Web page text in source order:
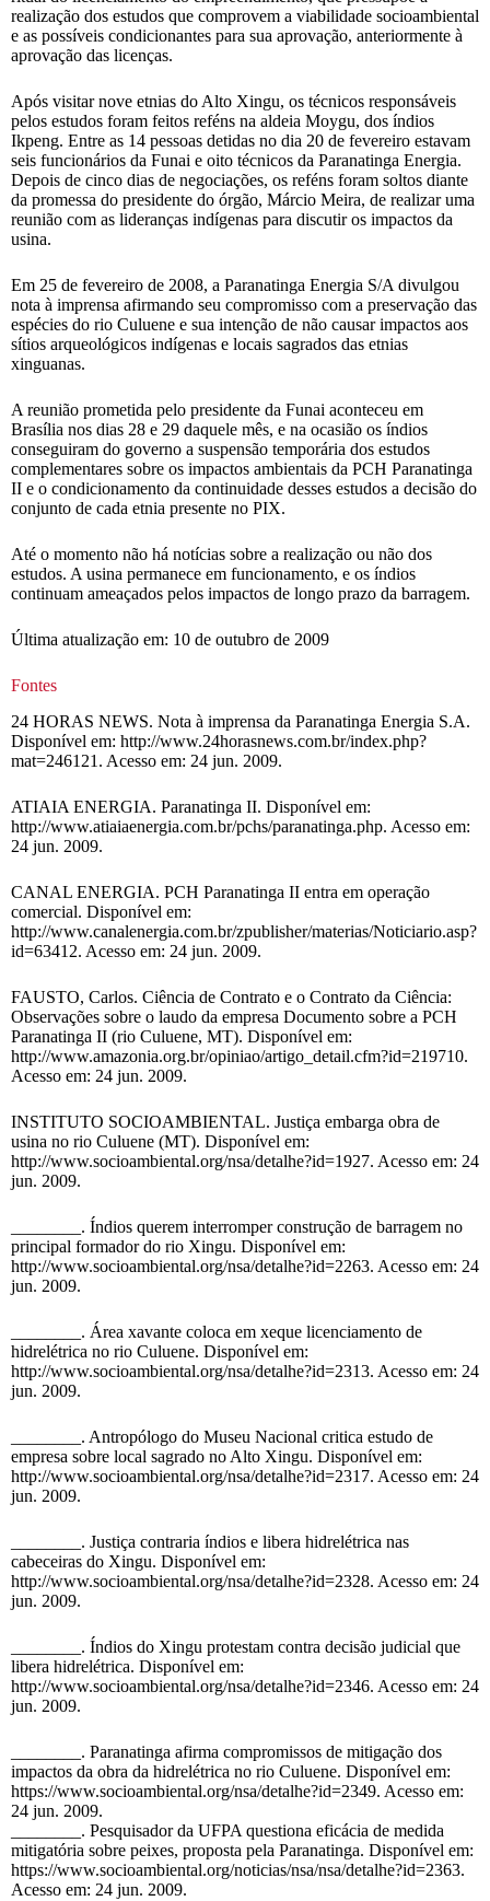
realização dos estudos que comprovem a viabilidade socioambiental
e as possíveis condicionantes para sua aprovação, anteriormente à
aprovação das licenças.
Após visitar nove etnias do Alto Xingu, os técnicos responsáveis
pelos estudos foram feitos reféns na aldeia Moygu, dos índios
Ikpeng. Entre as 14 pessoas detidas no dia 20 de fevereiro estavam
seis funcionários da Funai e oito técnicos da Paranatinga Energia.
Depois de cinco dias de negociações, os reféns foram soltos diante
da promessa do presidente do órgão, Márcio Meira, de realizar uma
reunião com as lideranças indígenas para discutir os impactos da
usina.
Em 25 de fevereiro de 2008, a Paranatinga Energia S/A divulgou
nota à imprensa afirmando seu compromisso com a preservação das
espécies do rio Culuene e sua intenção de não causar impactos aos
sítios arqueológicos indígenas e locais sagrados das etnias
xinguanas.
A reunião prometida pelo presidente da Funai aconteceu em
Brasília nos dias 28 e 29 daquele mês, e na ocasião os índios
conseguiram do governo a suspensão temporária dos estudos
complementares sobre os impactos ambientais da PCH Paranatinga
II e o condicionamento da continuidade desses estudos a decisão do
conjunto de cada etnia presente no PIX.
Até o momento não há notícias sobre a realização ou não dos
estudos. A usina permanece em funcionamento, e os índios
continuam ameaçados pelos impactos de longo prazo da barragem.
Última atualização em: 10 de outubro de 2009
Fontes
24 HORAS NEWS. Nota à imprensa da Paranatinga Energia S.A.
Disponível em: http://www.24horasnews.com.br/index.php?
mat=246121. Acesso em: 24 jun. 2009.
ATIAIA ENERGIA. Paranatinga II. Disponível em:
http://www.atiaiaenergia.com.br/pchs/paranatinga.php. Acesso em:
24 jun. 2009.
CANAL ENERGIA. PCH Paranatinga II entra em operação
comercial. Disponível em:
http://www.canalenergia.com.br/zpublisher/materias/Noticiario.asp?
id=63412. Acesso em: 24 jun. 2009.
FAUSTO, Carlos. Ciência de Contrato e o Contrato da Ciência:
Observações sobre o laudo da empresa Documento sobre a PCH
Paranatinga II (rio Culuene, MT). Disponível em:
http://www.amazonia.org.br/opiniao/artigo_detail.cfm?id=219710.
Acesso em: 24 jun. 2009.
INSTITUTO SOCIOAMBIENTAL. Justiça embarga obra de
usina no rio Culuene (MT). Disponível em:
http://www.socioambiental.org/nsa/detalhe?id=1927. Acesso em: 24
jun. 2009.
________. Índios querem interromper construção de barragem no
principal formador do rio Xingu. Disponível em:
http://www.socioambiental.org/nsa/detalhe?id=2263. Acesso em: 24
jun. 2009.
________. Área xavante coloca em xeque licenciamento de
hidrelétrica no rio Culuene. Disponível em:
http://www.socioambiental.org/nsa/detalhe?id=2313. Acesso em: 24
jun. 2009.
________. Antropólogo do Museu Nacional critica estudo de
empresa sobre local sagrado no Alto Xingu. Disponível em:
http://www.socioambiental.org/nsa/detalhe?id=2317. Acesso em: 24
jun. 2009.
________. Justiça contraria índios e libera hidrelétrica nas
cabeceiras do Xingu. Disponível em:
http://www.socioambiental.org/nsa/detalhe?id=2328. Acesso em: 24
jun. 2009.
________. Índios do Xingu protestam contra decisão judicial que
libera hidrelétrica. Disponível em:
http://www.socioambiental.org/nsa/detalhe?id=2346. Acesso em: 24
jun. 2009.
________. Paranatinga afirma compromissos de mitigação dos
impactos da obra da hidrelétrica no rio Culuene. Disponível em:
https://www.socioambiental.org/nsa/detalhe?id=2349. Acesso em:
24 jun. 2009.
________. Pesquisador da UFPA questiona eficácia de medida
mitigatória sobre peixes, proposta pela Paranatinga. Disponível em:
https://www.socioambiental.org/noticias/nsa/nsa/detalhe?id=2363.
Acesso em: 24 jun. 2009.